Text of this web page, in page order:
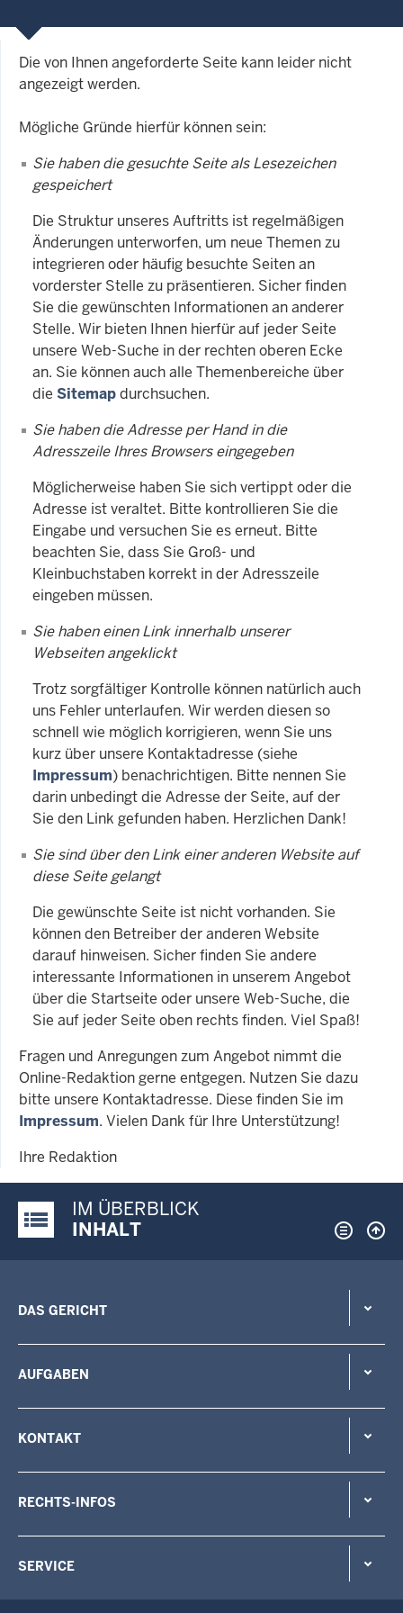
Die von Ihnen angeforderte Seite kann leider nicht
angezeigt werden.
Mögliche Gründe hierfür können sein:
Sie haben die gesuchte Seite als Lesezeichen
gespeichert
Die Struktur unseres Auftritts ist regelmäßigen
Änderungen unterworfen, um neue Themen zu
integrieren oder häufig besuchte Seiten an
vorderster Stelle zu präsentieren. Sicher finden
Sie die gewünschten Informationen an anderer
Stelle. Wir bieten Ihnen hierfür auf jeder Seite
unsere Web-Suche in der rechten oberen Ecke
an. Sie können auch alle Themenbereiche über
die Sitemapdurchsuchen.
Sie haben die Adresse per Hand in die
Adresszeile Ihres Browsers eingegeben
Möglicherweise haben Sie sich vertippt oder die
Adresse ist veraltet. Bitte kontrollieren Sie die
Eingabe und versuchen Sie es erneut. Bitte
beachten Sie, dass Sie Groß- und
Kleinbuchstaben korrekt in der Adresszeile
eingeben müssen.
Sie haben einen Link innerhalb unserer
Webseiten angeklickt
Trotz sorgfältiger Kontrolle können natürlich auch
uns Fehler unterlaufen. Wir werden diesen so
schnell wie möglich korrigieren, wenn Sie uns
kurz über unsere Kontaktadresse (siehe
Impressum) benachrichtigen. Bitte nennen Sie
darin unbedingt die Adresse der Seite, auf der
Sie den Link gefunden haben. Herzlichen Dank!
Sie sind über den Link einer anderen Website auf
diese Seite gelangt
Die gewünschte Seite ist nicht vorhanden. Sie
können den Betreiber der anderen Website
darauf hinweisen. Sicher finden Sie andere
interessante Informationen in unserem Angebot
über die Startseite oder unsere Web-Suche, die
Sie auf jeder Seite oben rechts finden. Viel Spaß!
Fragen und Anregungen zum Angebot nimmt die
Online-Redaktion gerne entgegen. Nutzen Sie dazu
bitte unsere Kontaktadresse. Diese finden Sie im
Impressum. Vielen Dank für Ihre Unterstützung!
Ihre Redaktion
Justiz-Portal im Überblick:
IM ÜBERBLICK
INHALT
DAS GERICHT
AUFGABEN
KONTAKT
RECHTS-INFOS
SERVICE